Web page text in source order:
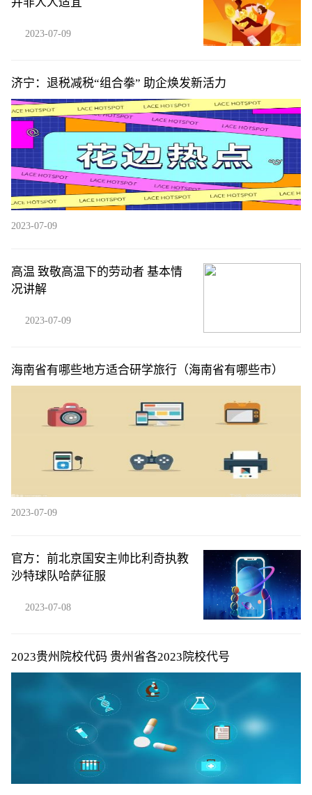
2023-07-09
济宁：退税减税“组合拳” 助企焕发新活力
2023-07-09
高温 致敬高温下的劳动者 基本情
况讲解
2023-07-09
海南省有哪些地方适合研学旅行（海南省有哪些市）
2023-07-09
官方：前北京国安主帅比利奇执教
沙特球队哈萨征服
2023-07-08
2023贵州院校代码 贵州省各2023院校代号